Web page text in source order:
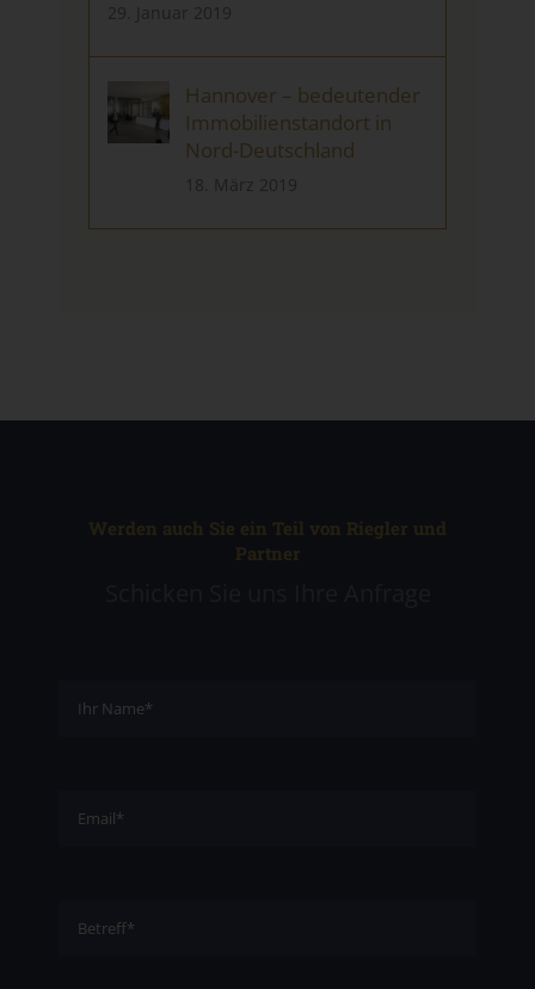
29. Januar 2019
Hannover – bedeutender
Immobilienstandort in
Nord-Deutschland
18. März 2019
Werden auch Sie ein Teil von Riegler und
Partner